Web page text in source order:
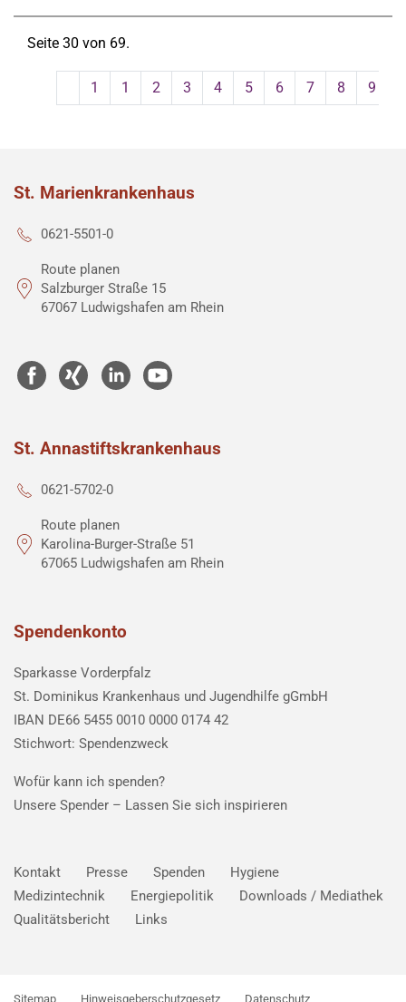
Seite 30 von 69.
1 1 2 3 4 5 6 7 8 9
St. Marienkrankenhaus
0621-5501-0
Route planen
Salzburger Straße 15
67067 Ludwigshafen am Rhein
St. Annastiftskrankenhaus
0621-5702-0
Route planen
Karolina-Burger-Straße 51
67065 Ludwigshafen am Rhein
Spendenkonto
Sparkasse Vorderpfalz
St. Dominikus Krankenhaus und Jugendhilfe gGmbH
IBAN DE66 5455 0010 0000 0174 42
Stichwort: Spendenzweck
Wofür kann ich spenden?
Unsere Spender – Lassen Sie sich inspirieren
Kontakt Presse Spenden
Hygiene
Medizintechnik
Energiepolitik
Downloads / Mediathek
Qualitätsbericht
Links
Sitemap Hinweisgeberschutzgesetz Datenschutz